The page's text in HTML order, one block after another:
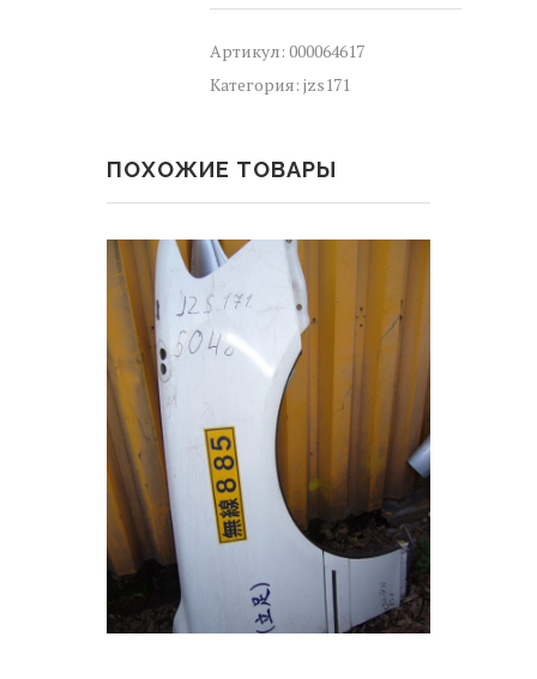
TOYOTA
11,
S170
ТОЙОТА
/
КРАУН
КРОУН
)
Артикул: 000064617
Категория: jzs171
ПОХОЖИЕ ТОВАРЫ